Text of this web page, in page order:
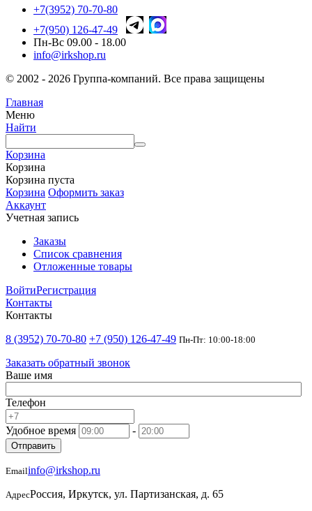
+7(3952) 70-70-80
+7(950) 126-47-49
Пн-Вс 09.00 - 18.00
info@irkshop.ru
© 2002 - 2026 Группа-компаний. Все права защищены
Главная
Меню
Найти
Корзина
Корзина
Корзина пуста
Корзина Оформить заказ
Аккаунт
Учетная запись
Заказы
Список сравнения
Отложенные товары
ВойтиРегистрация
Контакты
Контакты
8 (3952) 70-70-80 +7 (950) 126-47-49 Пн-Пт: 10:00-18:00
Заказать обратный звонок
Ваше имя
Телефон
Удобное время -
Отправить
Emailinfo@irkshop.ru
АдресРоссия, Иркутск, ул. Партизанская, д. 65